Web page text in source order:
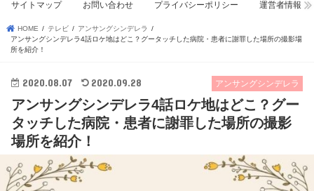
サイトマップ お問い合わせ プライバシーポリシー 運営者情報
HOME テレビ
アンサングシンデレラ
アンサングシンデレラ4話ロケ地はどこ？グータッチした病院・患者に謝罪した場所の撮影場
所を紹介！
アンサングシンデレラ
2020.08.07 2020.09.28
アンサングシンデレラ4話ロケ地はどこ？グー
タッチした病院・患者に謝罪した場所の撮影
場所を紹介！